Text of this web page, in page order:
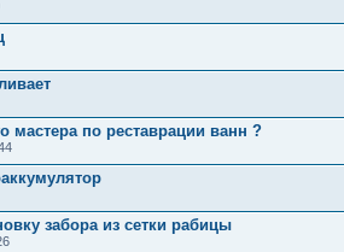
мастера по реставрации ванн ?
забора из сетки рабицы